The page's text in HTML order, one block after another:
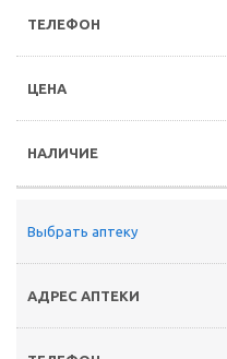
Выбрать аптеку